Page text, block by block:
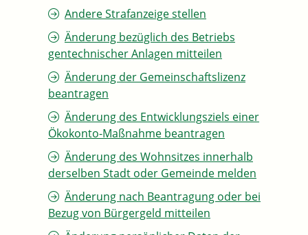
Andere Strafanzeige stellen
Änderung bezüglich des Betriebs
gentechnischer Anlagen mitteilen
Änderung der Gemeinschaftslizenz
beantragen
Änderung des Entwicklungsziels einer
Ökokonto-Maßnahme beantragen
Änderung des Wohnsitzes innerhalb
derselben Stadt oder Gemeinde melden
Änderung nach Beantragung oder bei
Bezug von Bürgergeld mitteilen